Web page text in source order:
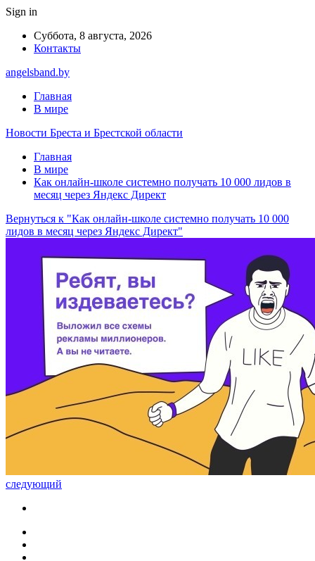
Sign in
Суббота, 8 августа, 2026
Контакты
angelsband.by
Главная
В мире
Новости Бреста и Брестской области
Главная
В мире
Как онлайн-школе системно получать 10 000 лидов в
месяц через Яндекс Директ
Вернуться к "Как онлайн-школе системно получать 10 000
лидов в месяц через Яндекс Директ"
следующий